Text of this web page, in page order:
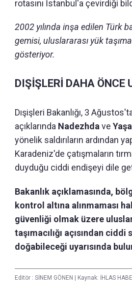
rotasını İstanbul'a çevirdiği
2002 yılında inşa edilen Türk
gemisi, uluslararası yük
gösteriyor.
DIŞİŞLERİ DAHA ÖNCE
Dışişleri Bakanlığı, 3
açıklarında Nadezhda ve
yönelik saldırıların ardından
Karadeniz'de çatışmaların
duyduğu ciddi endişeyi dile
Bakanlık açıklamasında,
kontrol altına alınmaması
güvenliği olmak üzere
taşımacılığı açısından ciddi
doğabileceği uyarısında
Editör : SİNEM GÖNEN | Kaynak: İHLAS